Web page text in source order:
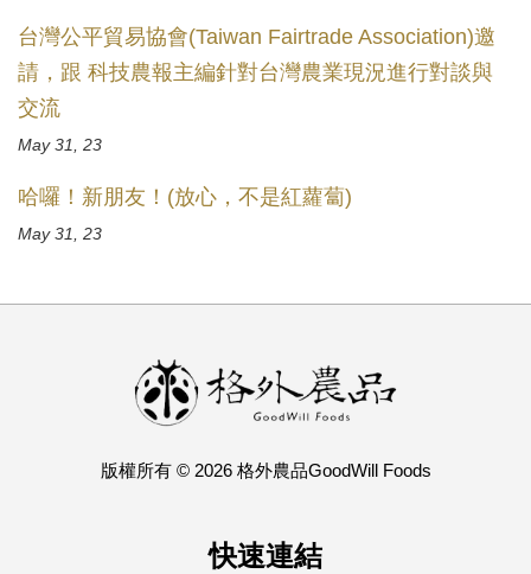
台灣公平貿易協會(Taiwan Fairtrade Association)邀
請，跟 科技農報主編針對台灣農業現況進行對談與
交流
May 31, 23
哈囉！新朋友！(放心，不是紅蘿蔔)
May 31, 23
版權所有 © 2026 格外農品GoodWill Foods
快速連結